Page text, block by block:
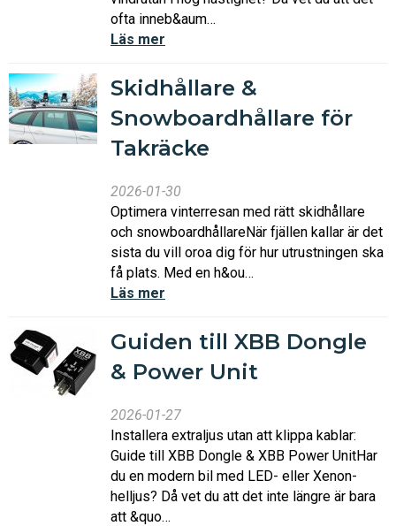
ofta inneb&aum…
Läs mer
Skidhållare &
Snowboardhållare för
Takräcke
2026-01-30
Optimera vinterresan med rätt skidhållare
och snowboardhållareNär fjällen kallar är det
sista du vill oroa dig för hur utrustningen ska
få plats. Med en h&ou…
Läs mer
Guiden till XBB Dongle
& Power Unit
2026-01-27
Installera extraljus utan att klippa kablar:
Guide till XBB Dongle & XBB Power UnitHar
du en modern bil med LED- eller Xenon-
helljus? Då vet du att det inte längre är bara
att &quo…